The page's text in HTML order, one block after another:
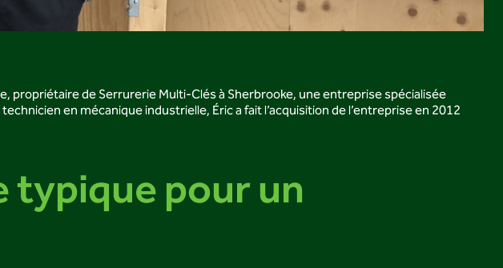
propriétaire de Serrurerie Multi-Clés à Sherbrooke, une entreprise spécialisée
en mécanique industrielle, Éric a fait l’acquisition de l’entreprise en 2012
typique pour un